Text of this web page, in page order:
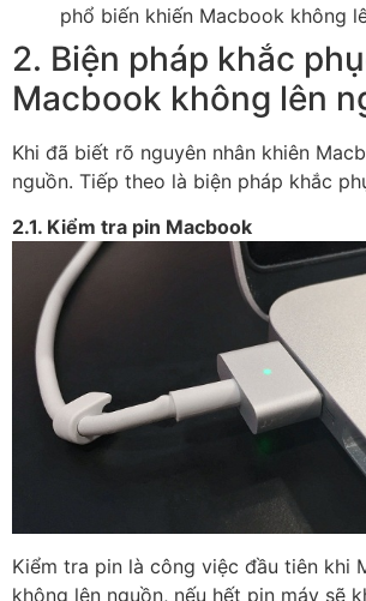
phổ biến khiến Macbook không
2. Biện pháp khắc
Macbook không lên
Khi đã biết rõ nguyên nhân khiên
nguồn. Tiếp theo là biện pháp khắc
2.1. Kiểm tra pin Macbook
Kiểm tra pin là công việc đầu tiên khi
không lên nguồn, nếu hết pin máy sẽ